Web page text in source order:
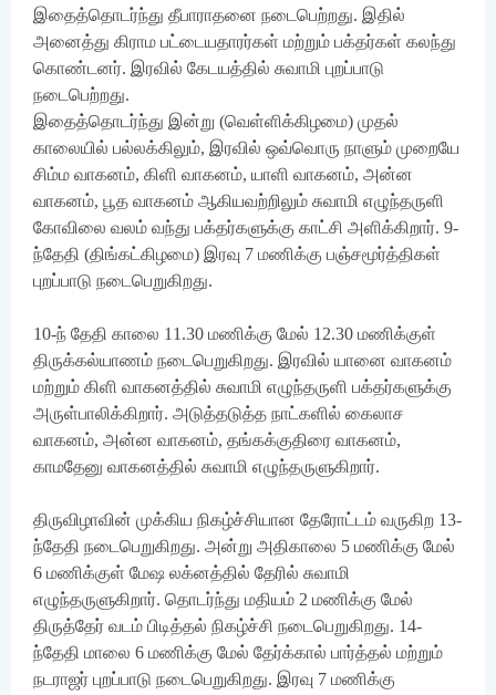
இதைத்தொடர்ந்து தீபாராதனை நடைபெற்றது. இதில்
அனைத்து கிராம பட்டையதாரர்கள் மற்றும் பக்தர்கள் கலந்து
கொண்டனர். இரவில் கேடயத்தில் சுவாமி புறப்பாடு
நடைபெற்றது.
இதைத்தொடர்ந்து இன்று (வெள்ளிக்கிழமை) முதல்
காலையில் பல்லக்கிலும், இரவில் ஒவ்வொரு நாளும் முறையே
சிம்ம வாகனம், கிளி வாகனம், யாளி வாகனம், அன்ன
வாகனம், பூத வாகனம் ஆகியவற்றிலும் சுவாமி எழுந்தருளி
கோவிலை வலம் வந்து பக்தர்களுக்கு காட்சி அளிக்கிறார். 9-
ந்தேதி (திங்கட்கிழமை) இரவு 7 மணிக்கு பஞ்சமூர்த்திகள்
புறப்பாடு நடைபெறுகிறது.
10-ந் தேதி காலை 11.30 மணிக்கு மேல் 12.30 மணிக்குள்
திருக்கல்யாணம் நடைபெறுகிறது. இரவில் யானை வாகனம்
மற்றும் கிளி வாகனத்தில் சுவாமி எழுந்தருளி பக்தர்களுக்கு
அருள்பாலிக்கிறார். அடுத்தடுத்த நாட்களில் கைலாச
வாகனம், அன்ன வாகனம், தங்கக்குதிரை வாகனம்,
காமதேனு வாகனத்தில் சுவாமி எழுந்தருளுகிறார்.
திருவிழாவின் முக்கிய நிகழ்ச்சியான தேரோட்டம் வருகிற 13-
ந்தேதி நடைபெறுகிறது. அன்று அதிகாலை 5 மணிக்கு மேல்
6 மணிக்குள் மேஷ லக்னத்தில் தேரில் சுவாமி
எழுந்தருளுகிறார். தொடர்ந்து மதியம் 2 மணிக்கு மேல்
திருத்தேர் வடம் பிடித்தல் நிகழ்ச்சி நடைபெறுகிறது. 14-
ந்தேதி மாலை 6 மணிக்கு மேல் தேர்க்கால் பார்த்தல் மற்றும்
நடராஜர் புறப்பாடு நடைபெறுகிறது. இரவு 7 மணிக்கு